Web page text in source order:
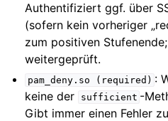
Authentifiziert ggf. über
(sofern kein vorheriger
zum positiven
weitergeprüft.
pam_deny.so (required) :
keine der
sufficient -
Gibt immer einen Fehler